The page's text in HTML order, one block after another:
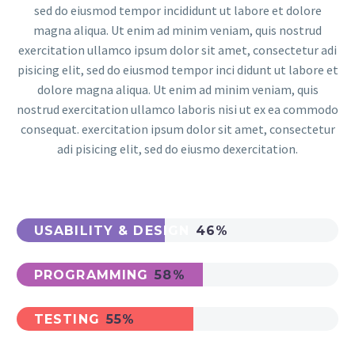
sed do eiusmod tempor incididunt ut labore et dolore
magna aliqua. Ut enim ad minim veniam, quis nostrud
exercitation ullamco ipsum dolor sit amet, consectetur adi
pisicing elit, sed do eiusmod tempor inci didunt ut labore et
dolore magna aliqua. Ut enim ad minim veniam, quis
nostrud exercitation ullamco laboris nisi ut ex ea commodo
consequat. exercitation ipsum dolor sit amet, consectetur
adi pisicing elit, sed do eiusmo dexercitation.
USABILITY & DESIGN 46%
PROGRAMMING 58%
TESTING 55%